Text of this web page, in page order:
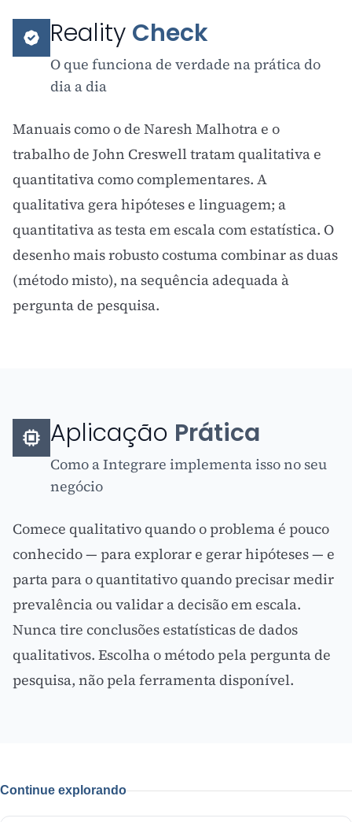
Reality Check
O que funciona de verdade na prática do
dia a dia
Manuais como o de Naresh Malhotra e o
trabalho de John Creswell tratam qualitativa e
quantitativa como complementares. A
qualitativa gera hipóteses e linguagem; a
quantitativa as testa em escala com estatística. O
desenho mais robusto costuma combinar as duas
(método misto), na sequência adequada à
pergunta de pesquisa.
Aplicação Prática
Como a Integrare implementa isso no seu
negócio
Comece qualitativo quando o problema é pouco
conhecido — para explorar e gerar hipóteses — e
parta para o quantitativo quando precisar medir
prevalência ou validar a decisão em escala.
Nunca tire conclusões estatísticas de dados
qualitativos. Escolha o método pela pergunta de
pesquisa, não pela ferramenta disponível.
Continue explorando